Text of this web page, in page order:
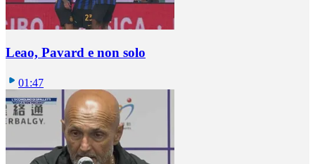
Leao, Pavard e non solo
01:47